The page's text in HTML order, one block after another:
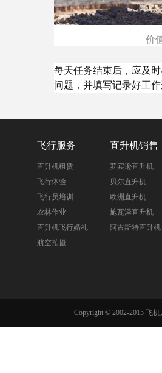
价
每天任务结束后，应及
问题，并填写记录好工
飞行服务
直升机租赁
飞行体验
飞行员培训
农林作业
直升机飞行婚礼
航空拍摄
直升机销售
罗宾逊直升机
贝尔直升机
欧洲直升机
施瓦泽直升机
阿古斯特直升机
Copyright © 2002-2015 飞